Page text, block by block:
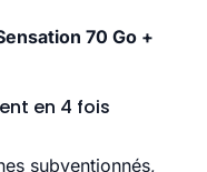
70 Go +
en 4 fois
subventionnés,